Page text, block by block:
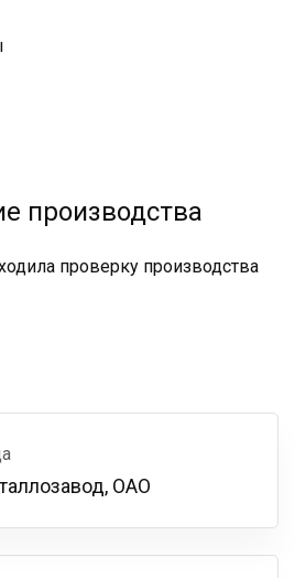
производства
проверку производства
ОАО